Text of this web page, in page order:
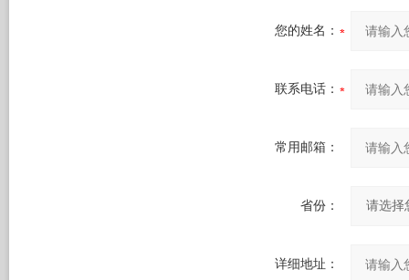
您的姓名：
联系电话：
常用邮箱：
省份：
详细地址：